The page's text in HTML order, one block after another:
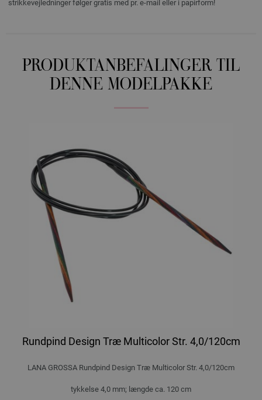
strikkevejledninger følger gratis med pr. e-mail eller i papirform!
PRODUKTANBEFALINGER TIL
DENNE MODELPAKKE
Rundpind Design Træ Multicolor Str. 4,0/120cm
LANA GROSSA Rundpind Design Træ Multicolor Str. 4,0/120cm
tykkelse 4,0 mm; længde ca. 120 cm